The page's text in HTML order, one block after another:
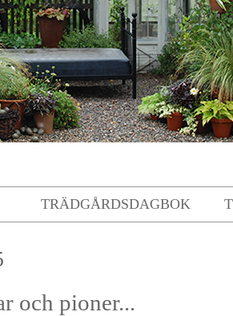
TRÄDGÅRDSDAGBOK
och pioner...